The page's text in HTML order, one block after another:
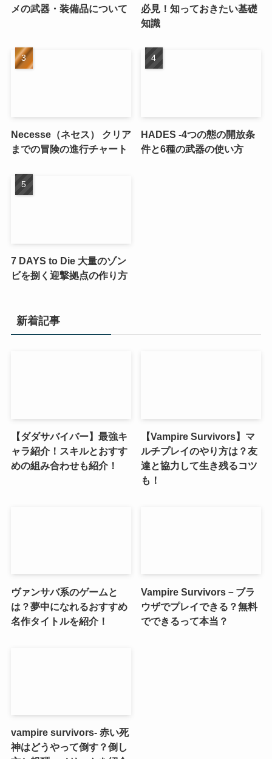
メの武器・装備品について
必見！知っておきたい基礎
知識
Necesse（ネセス） クリア
までの冒険の進行チャート
HADES -4つの態の開放条
件と6種の武器の使い方
7 DAYS to Die 大量のゾン
ビを捌く迎撃拠点の作り方
新着記事
【ダダサバイバー】最強キ
ャラ紹介！スキルとおすす
めの組み合わせも紹介！
【Vampire Survivors】マ
ルチプレイのやり方は？友
達と協力して生き残るコツ
も！
ヴァンサバ系のゲームと
は？夢中になれるおすすめ
名作タイトルを紹介！
Vampire Survivors－ブラ
ウザでプレイできる？無料
でできるって本当？
vampire survivors- 赤い死
神はどうやって倒す？倒し